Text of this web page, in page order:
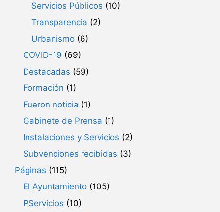
Servicios Públicos (10)
Transparencia (2)
Urbanismo (6)
COVID-19 (69)
Destacadas (59)
Formación (1)
Fueron noticia (1)
Gabinete de Prensa (1)
Instalaciones y Servicios (2)
Subvenciones recibidas (3)
Páginas (115)
El Ayuntamiento (105)
PServicios (10)